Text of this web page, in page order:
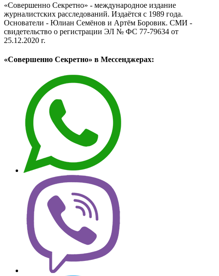
«Совершенно Секретно» - международное издание
журналистских расследований. Издаётся с 1989 года.
Основатели - Юлиан Семёнов и Артём Боровик. CМИ -
свидетельство о регистрации ЭЛ № ФС 77-79634 от
25.12.2020 г.
«Совершенно Секретно» в Мессенджерах: